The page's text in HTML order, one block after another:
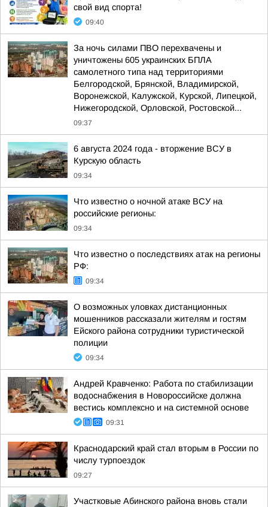
свой вид спорта!
09:40
За ночь силами ПВО перехвачены и
уничтожены 605 украинских БПЛА
самолетного типа над территориями
Белгородской, Брянской, Владимирской,
Воронежской, Калужской, Курской, Липецкой,
Нижегородской, Орловской, Ростовской...
09:37
6 августа 2024 года - вторжение ВСУ в
Курскую область
09:34
Что известно о ночной атаке ВСУ на
российские регионы:
09:34
Что известно о последствиях атак на регионы
РФ:
09:34
О возможных уловках дистанционных
мошенников рассказали жителям и гостям
Ейского района сотрудники туристической
полиции
09:34
Андрей Кравченко: Работа по стабилизации
водоснабжения в Новороссийске должна
вестись комплексно и на системной основе
09:31
Краснодарский край стал вторым в России по
числу турпоездок
09:27
Участковые Абинского района вновь стали